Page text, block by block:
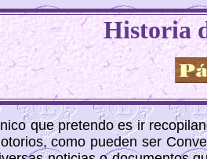
Historia
que pretendo es ir
como pueden ser